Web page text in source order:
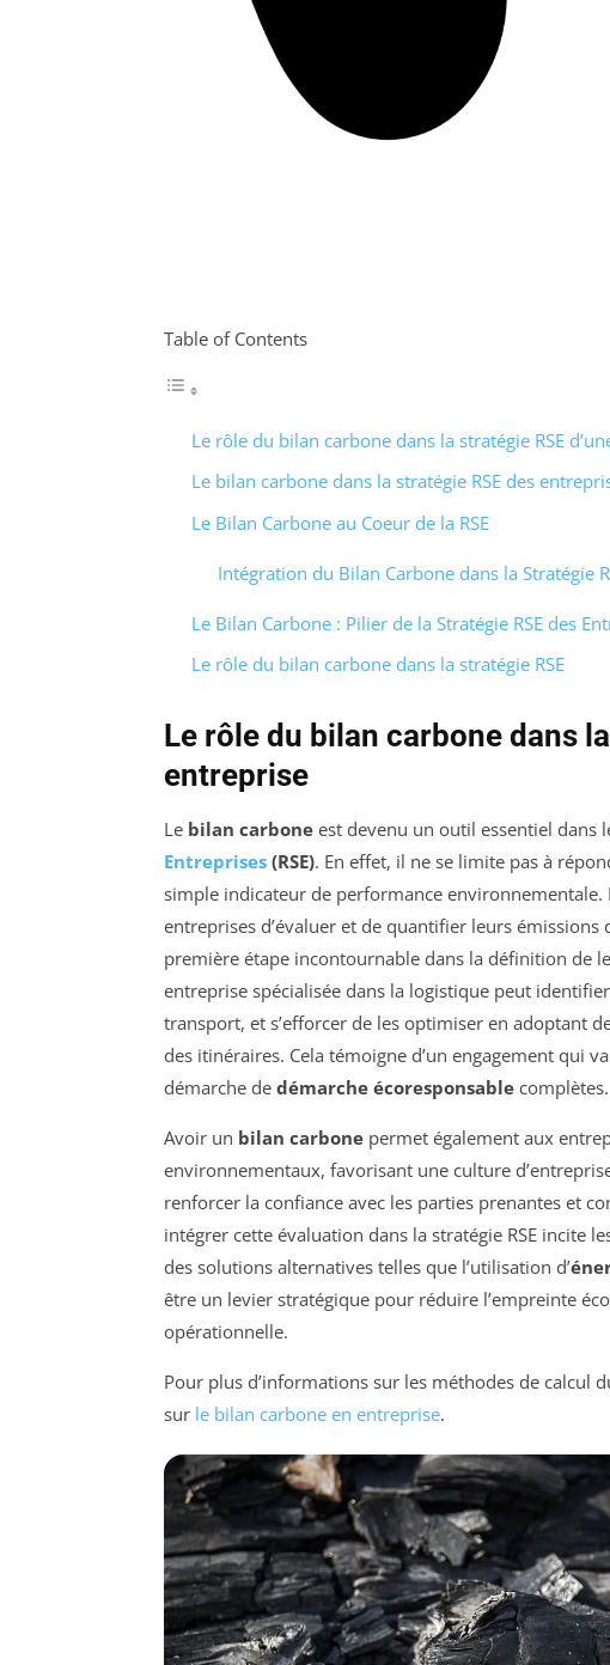
Table of Contents
Le rôle du bilan carbone dans la stratégie RSE
Le bilan carbone dans la stratégie RSE des
Le Bilan Carbone au Coeur de la RSE
Intégration du Bilan Carbone dans la Stratégie
Le Bilan Carbone : Pilier de la Stratégie RSE des
Le rôle du bilan carbone dans la stratégie RSE
Le rôle du bilan carbone dans
entreprise
Le bilan carbone est devenu un outil essentiel dans
Entreprises (RSE). En effet, il ne se limite pas à
simple indicateur de performance
entreprises d’évaluer et de quantifier leurs émissions
première étape incontournable dans la définition de
entreprise spécialisée dans la logistique peut
transport, et s’efforcer de les optimiser en adoptant
des itinéraires. Cela témoigne d’un engagement qui
démarche de démarche écoresponsable complètes.
Avoir un bilan carbone permet également aux
environnementaux, favorisant une culture
renforcer la confiance avec les parties prenantes et
intégrer cette évaluation dans la stratégie RSE incite
des solutions alternatives telles que l’utilisation d’
être un levier stratégique pour réduire l’empreinte
opérationnelle.
Pour plus d’informations sur les méthodes de calcul
sur le bilan carbone en entreprise.